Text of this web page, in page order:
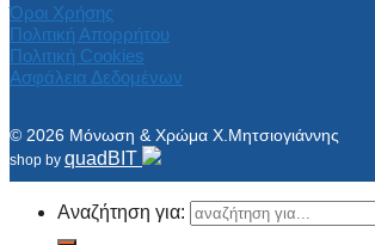
Όροι Χρήσης
Πολιτική Απορρήτου
Πολιτική Cookies
Ασφάλεια Δεδομένων
© 2026 Μόνωση & Χρώμα Χ.Μητσιογιάννης
shop by quadBIT
Αναζήτηση για: